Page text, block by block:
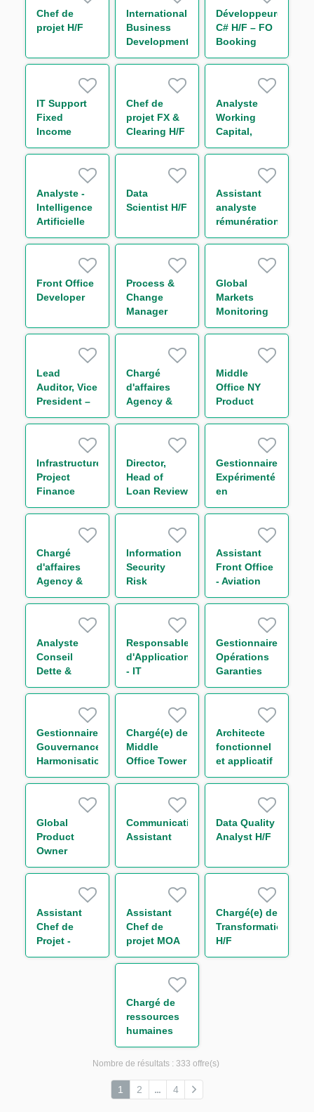
(CRR3/Bâle
IV) H/F
Chef de
projet H/F
International
Business
Development
Analyst
Développeur(euse)
C# H/F – FO
Booking
Risk - Non
IT Support
Fixed
Income
Bonds
Chef de
projet FX &
Clearing H/F
Analyste
Working
Capital,
Receivable
Finance H/F
Analyste -
Intelligence
Artificielle
H/F
Data
Scientist H/F
Assistant
analyste
rémunération
H/F
Front Office
Developer
Process &
Change
Manager
Middle-
Collatéral
H/F
Global
Markets
Monitoring
Compliance
Lead
Auditor, Vice
President –
Regulatory
Chargé
d'affaires
Agency &
Transaction
Solutions
Group H/F
Middle
Office NY
Product
Owner
Infrastructure
Project
Finance
Analyst
Director,
Head of
Loan Review
- Americas
Gestionnaire
Expérimenté
en
Financements
Chargé
d'affaires
Agency &
Transaction
Solutions
Group (CDD)
H/F
Information
Security
Risk
Manager
Assistant
Front Office
- Aviation
Group H/F
Analyste
Conseil
Dette &
Capital
Transport
H/F
Responsable
d'Application
- IT
Compliance
Security H/F
Gestionnaire
Opérations
Garanties
France &
Finance H/F
Gestionnaire
Gouvernance
Harmonisation
des
Surveillance
Monitoring
H/F
Chargé(e) de
Middle
Office Tower
Control H/F
Architecte
fonctionnel
et applicatif
H/F
Global
Product
Owner
Middle
Finance H/F
Communication
Assistant
Data Quality
Analyst H/F
Assistant
Chef de
Projet -
Loanscape
Assistant
Chef de
projet MOA
Transverse -
durable H/F
Chargé(e) de
Transformation
H/F
Chargé de
ressources
humaines
généraliste
H/F
Nombre de résultats : 333 offre(s)
1 2 4